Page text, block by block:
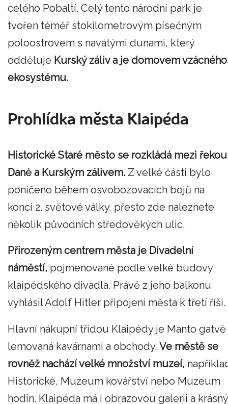
celého Pobaltí. Celý tento národní park je
tvořen téměř stokilometrovým písečným
poloostrovem s navátými dunami, který
odděluje Kurský záliv a je domovem vzácného
ekosystému.
Prohlídka města Klaipéda
Historické Staré město se rozkládá mezi řekou
Danė a Kurským zálivem. Z velké části bylo
poničeno během osvobozovacích bojů na
konci 2. světové války, přesto zde naleznete
několik původních středověkých ulic.
Přirozeným centrem města je Divadelní
náměstí, pojmenované podle velké budovy
klaipédského divadla. Právě z jeho balkonu
vyhlásil Adolf Hitler připojení města k třetí říši.
Hlavní nákupní třídou Klaipédy je Manto gatvė
lemovaná kavárnami a obchody. Ve městě se
rovněž nachází velké množství muzeí,
Historické, Muzeum kovářství nebo Muzeum
hodin. Klaipéda má i obrazovou galerii a krásný